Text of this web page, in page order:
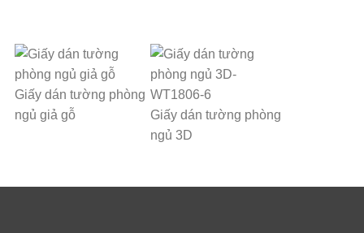
Giấy dán tường phòng
ngủ giả gỗ
Giấy dán tường phòng
ngủ 3D